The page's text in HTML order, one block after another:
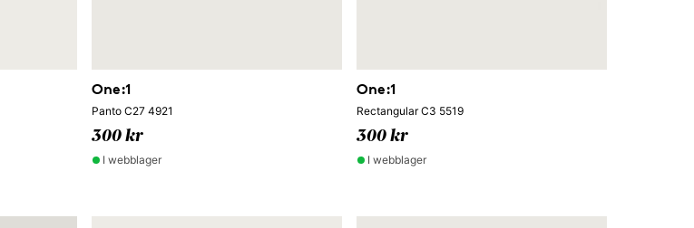
One:1
Panto C27 4921
300 kr
I webblager
One:1
Rectangular C3 5519
300 kr
I webblager